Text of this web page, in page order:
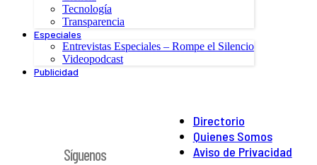
Tecnología
Transparencia
Especiales
Entrevistas Especiales – Rompe el Silencio
Videopodcast
Publicidad
Directorio
Quienes Somos
Aviso de Privacidad
Síguenos